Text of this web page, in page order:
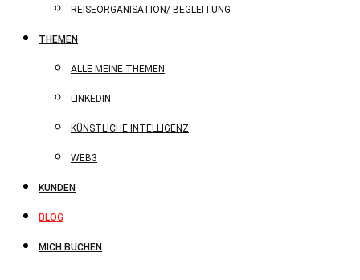
REISEORGANISATION/-BEGLEITUNG
THEMEN
ALLE MEINE THEMEN
LINKEDIN
KÜNSTLICHE INTELLIGENZ
WEB3
KUNDEN
BLOG
MICH BUCHEN